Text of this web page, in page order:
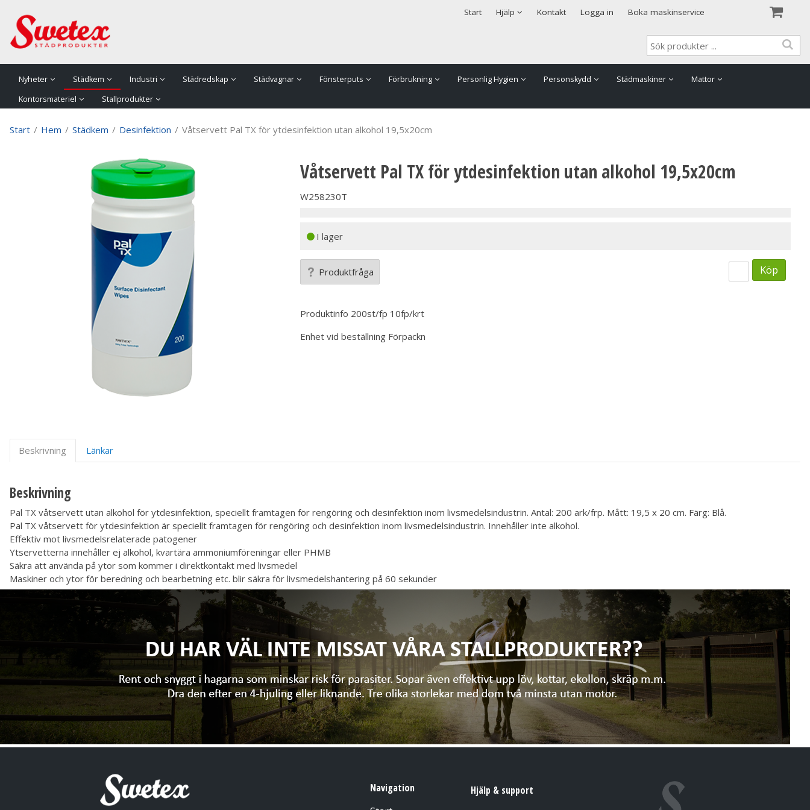
Start Hjälp
Säkerhet & Cookies Kontakt Logga in Boka maskinservice
Nyheter Städkem Industri Städredskap Städvagnar Fönsterputs Förbrukning Personlig Hygien Personskydd Städmaskiner
Mattor
Kontorsmateriel
Stallprodukter
Start / Hem / Städkem / Desinfektion / Våtservett Pal TX för ytdesinfektion utan alkohol 19,5x20cm
Våtservett Pal TX för ytdesinfektion utan alkohol 19,5x20cm
W258230T
I lager
Produktfråga Köp
Produktinfo 200st/fp 10fp/krt
Enhet vid beställning Förpackn
Beskrivning Länkar
Beskrivning
Pal TX våtservett utan alkohol för ytdesinfektion, speciellt framtagen för rengöring och desinfektion inom livsmedelsindustrin. Antal: 200 ark/frp. Mått: 19,5 x 20 cm. Färg: Blå.
Pal TX våtservett för ytdesinfektion är speciellt framtagen för rengöring och desinfektion inom livsmedelsindustrin. Innehåller inte alkohol.
Effektiv mot livsmedelsrelaterade patogener
Ytservetterna innehåller ej alkohol, kvartära ammoniumföreningar eller PHMB
Säkra att använda på ytor som kommer i direktkontakt med livsmedel
Maskiner och ytor för beredning och bearbetning etc. blir säkra för livsmedelshantering på 60 sekunder
Navigation
Hjälp & support